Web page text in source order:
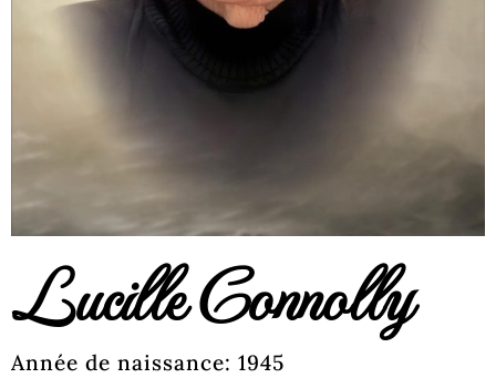
Lucille Connolly
Année de naissance: 1945